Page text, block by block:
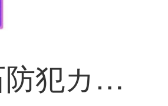
HIKVISION莹石防犯カメラ 400万HD双天线フルカラーC3Wビデオカメラ语音对讲スマホリモートで室外防水モニター 200万雲台机 标一致版